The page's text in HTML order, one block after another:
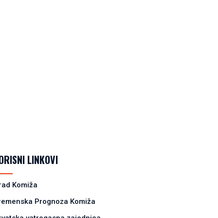
LINKOVI
Komiža
Prognoza Komiža